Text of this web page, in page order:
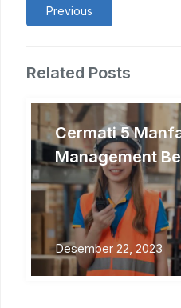
Previous
Related Posts
Cermati 5
Management
Desember 22, 2023